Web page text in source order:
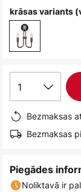
krāsas variants
1
Bezmaksas
Bezmaksas
Piegādes
Noliktavā ir